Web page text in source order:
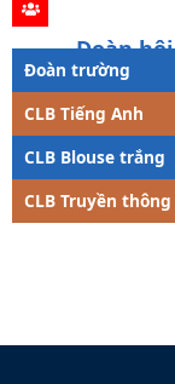
Đoàn hội
Đoàn trường
CLB Tiếng Anh
CLB Blouse trắng
CLB Truyền thông